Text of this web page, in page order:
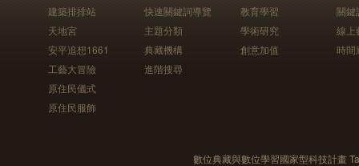
建築排排站
天地宮
安平追想1661
工藝大冒險
原住民儀式
原住民服飾
快速關鍵詞導覽
主題分類
典藏機構
進階搜尋
教育學習
學術研究
創意加值
關鍵
線上
時間
數位典藏與數位學習國家型科技計畫